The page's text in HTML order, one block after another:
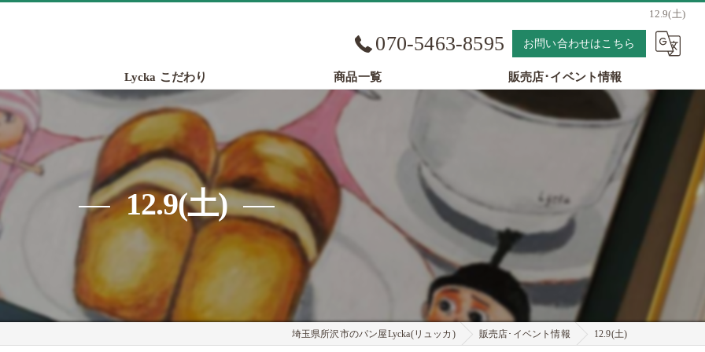
12.9(土)
070-5463-8595 お問い合わせはこちら
Lycka こだわり 商品一覧 販売店･イベント情報
12.9(土)
埼玉県所沢市のパン屋Lycka(リュッカ) 販売店･イベント情報 12.9(土)